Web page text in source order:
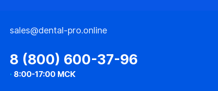
sales@dental-pro.online
8 (800) 600-37-96
· 8:00-17:00 МСК